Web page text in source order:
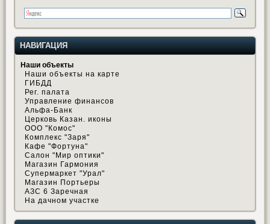
НАВИГАЦИЯ
Наши объекты
Наши объекты на карте
ГИБДД
Рег. палата
Управление финансов
Альфа-Банк
Церковь Казан. иконы
ООО "Комос"
Комплекс "Заря"
Кафе "Фортуна"
Салон "Мир оптики"
Магазин Гармония
Супермаркет "Урал"
Магазин Портьеры
АЗС 6 Заречная
На дачном участке